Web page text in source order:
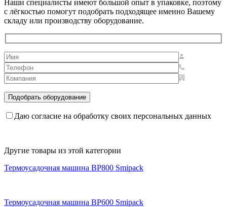
Наши специалисты имеют большой опыт в упаковке, поэтому
с лёгкостью помогут подобрать подходящее именно Вашему
складу или производству оборудование.
Даю согласие на обработку своих персональных данных
Другие товары из этой категории
Термоусадочная машина BP800 Smipack
Термоусадочная машина BP600 Smipack